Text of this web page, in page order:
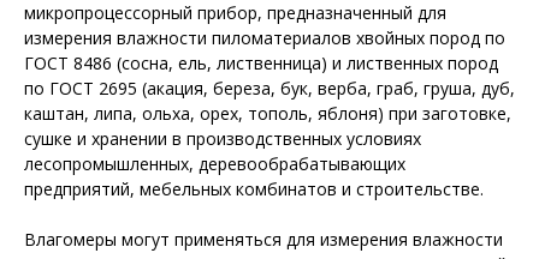
микропроцессорный прибор, предназначенный для
измерения влажности пиломатериалов хвойных пород по
ГОСТ 8486 (сосна, ель, лиственница) и лиственных пород
по ГОСТ 2695 (акация, береза, бук, верба, граб, груша, дуб,
каштан, липа, ольха, орех, тополь, яблоня) при заготовке,
сушке и хранении в производственных условиях
лесопромышленных, деревообрабатывающих
предприятий, мебельных комбинатов и строительстве.
Влагомеры могут применяться для из­ме­рения влажности